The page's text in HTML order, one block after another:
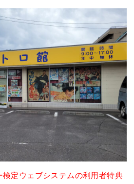
検定ウェブシステムの利用者特典